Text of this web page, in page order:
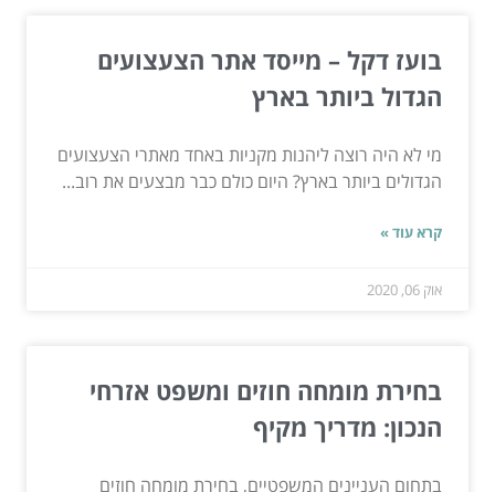
בועז דקל – מייסד אתר הצעצועים
הגדול ביותר בארץ
מי לא היה רוצה ליהנות מקניות באחד מאתרי הצעצועים
הגדולים ביותר בארץ? היום כולם כבר מבצעים את רוב...
קרא עוד »
אוק 06, 2020
בחירת מומחה חוזים ומשפט אזרחי
הנכון: מדריך מקיף
בתחום העניינים המשפטיים, בחירת מומחה חוזים